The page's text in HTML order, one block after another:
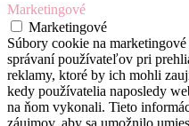
Marketingové
Marketingové
Súbory cookie na
správaní používateľov pri
reklamy, ktoré by ich mohli
kedy používatelia naposledy
na ňom vykonali. Tieto